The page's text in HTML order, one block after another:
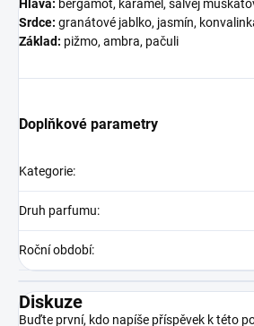
Hlava: bergamot, karamel, šalvěj
Srdce: granátové jablko, jasmín,
Základ: pižmo, ambra, pačuli
Doplňkové parametry
Kategorie:
Druh parfumu:
Roční období:
Diskuze
Buďte první, kdo napíše příspěvek k této